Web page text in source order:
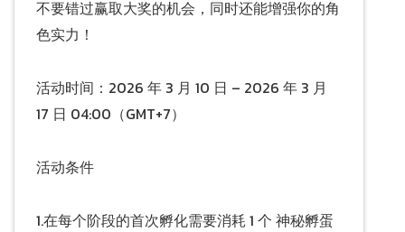
不要错过赢取大奖的机会，同时还能增强你的角
色实力！
活动时间：2026 年 3 月 10 日 – 2026 年 3 月
17 日 04:00（GMT+7）
活动条件
1.在每个阶段的首次孵化需要消耗 1 个 神秘孵蛋